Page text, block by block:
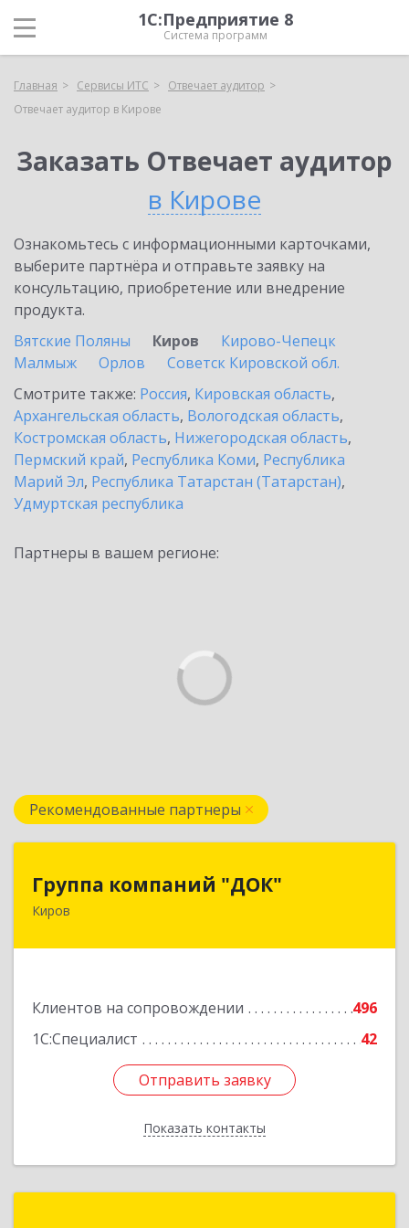
1С:Предприятие 8
Система программ
Главная Сервисы ИТС
Отвечает аудитор
Отвечает аудитор в Кирове
Заказать Отвечает аудитор
в Кирове
Ознакомьтесь с информационными карточками,
выберите партнёра и отправьте заявку на
консультацию, приобретение или внедрение
продукта.
Вятские Поляны
Киров
Кирово-Чепецк
Малмыж
Орлов
Советск Кировской обл.
Смотрите также: Россия, Кировская область,
Архангельская область, Вологодская область,
Костромская область, Нижегородская область,
Пермский край, Республика Коми, Республика
Марий Эл, Республика Татарстан (Татарстан),
Удмуртская республика
Партнеры в вашем регионе:
Рекомендованные партнеры
Группа компаний "ДОК"
Киров
Клиентов на сопровождении
496
1С:Специалист
42
Отправить заявку
Показать контакты
Группа компаний "ДОК"
610017, Кировская обл, Киров г, Горького ул,
Отправить заявку
Назад